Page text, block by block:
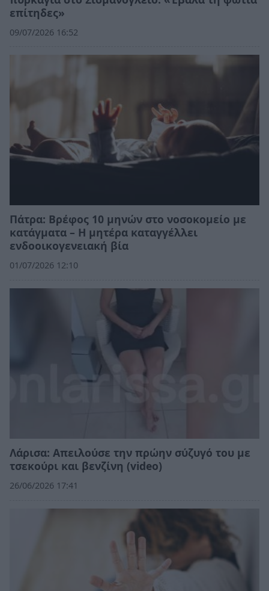
επίτηδες»
09/07/2026 16:52
Πάτρα: Βρέφος 10 μηνών στο νοσοκομείο με
κατάγματα – Η μητέρα καταγγέλλει
ενδοοικογενειακή βία
01/07/2026 12:10
Λάρισα: Απειλούσε την πρώην σύζυγό του με
τσεκούρι και βενζίνη (video)
26/06/2026 17:41